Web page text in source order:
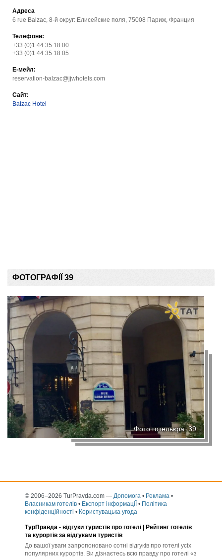
Адреса
6 rue Balzac, 8-й округ: Елисейские поля, 75008 Париж, Франция
Телефони:
+33 (0)1 44 35 18 00
+33 (0)1 44 35 18 05
Е-мейл:
reservation-balzac@jjwhotels.com
Сайт:
Balzac Hotel
ФОТОГРАФІЇ 39
Фото готельєра: 39
© 2006–2026 TurPravda.com — Допомога • Реклама •
Власникам готелів • Експорт інформаціЇ • Політика
конфіденційності • Користувацька угода
ТурПравда - відгуки туристів про готелі | Рейтинг готелів
та курортів за відгуками туристів
До вашої уваги запропоновано сотні відгуків про готелі усіх
популярних курортів. Ви дізнаєтесь всю правду про готелі «з